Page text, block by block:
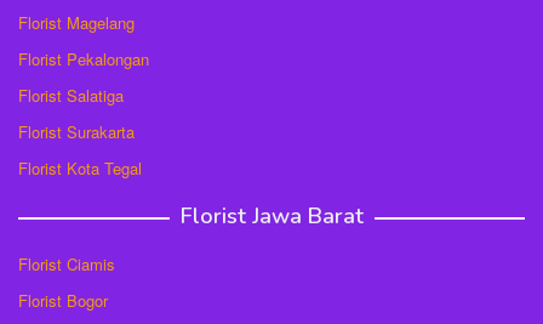
Florist Magelang
Florist Pekalongan
Florist Salatiga
Florist Surakarta
Florist Kota Tegal
Florist Jawa Barat
Florist Ciamis
Florist Bogor